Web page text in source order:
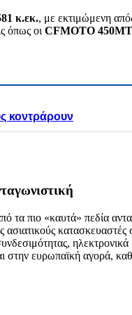
κ.εκ., με εκτιμώμενη
όπως οι CFMOTO 450MT
κοντράρουν
πιο «καυτά» πεδία
ασιατικούς
στην ευρωπαϊκή αγορά,